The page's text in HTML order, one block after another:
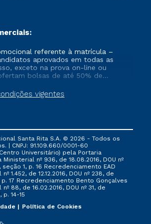
vigentes
referente à matrícula –
aprovados em todas as
exceto na prova on-line ou
bolsas de até 50% de
efetivado e/ou não tenham
sua matrícula em uma das
programas governamentais, e
nenhuma outra campanha
Santa Rita S.A. © 2026 - Todos os
| CNPJ: 91.109.660/0001-60
Universitário) pela Portaria
nº 936, de 18.08.2016, DOU nº
seção 1, p. 16 Recredenciamento EAD
1.452, de 12.12.2016, DOU nº 238, de
p. 17 Recredenciamento Bento Gonçalves
88, de 16.02.2016, DOU nº 31, de
p. 14-15
Política de Cookies